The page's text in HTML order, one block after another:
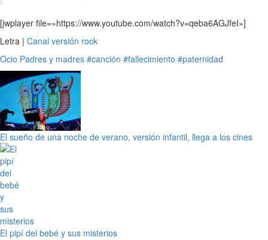
[jwplayer file=»https://www.youtube.com/watch?v=qeba6AGJfeI»]
Letra | Canal versión rock
Ocio Padres y madres #canción #fallecimiento #paternidad
El sueño de una noche de verano, versión infantil, llega a los cines
El pipí del bebé y sus misterios